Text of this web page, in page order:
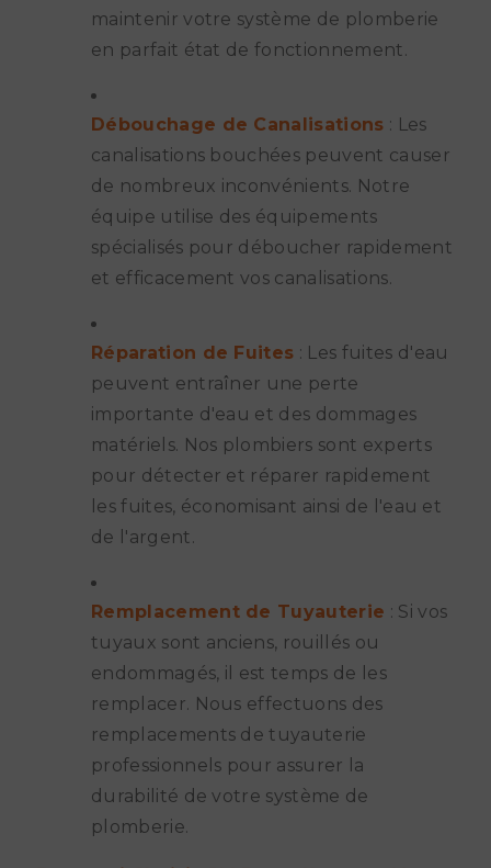
maintenir votre système de plomberie
en parfait état de fonctionnement.
Débouchage de Canalisations : Les
canalisations bouchées peuvent causer
de nombreux inconvénients. Notre
équipe utilise des équipements
spécialisés pour déboucher rapidement
et efficacement vos canalisations.
Réparation de Fuites : Les fuites d'eau
peuvent entraîner une perte
importante d'eau et des dommages
matériels. Nos plombiers sont experts
pour détecter et réparer rapidement
les fuites, économisant ainsi de l'eau et
de l'argent.
Remplacement de Tuyauterie : Si vos
tuyaux sont anciens, rouillés ou
endommagés, il est temps de les
remplacer. Nous effectuons des
remplacements de tuyauterie
professionnels pour assurer la
durabilité de votre système de
plomberie.